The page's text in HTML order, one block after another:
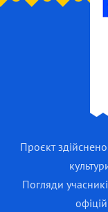
Проєкт
Погляди